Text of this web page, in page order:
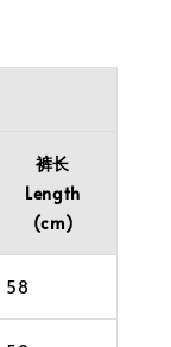
裤长
Length
(cm)
58